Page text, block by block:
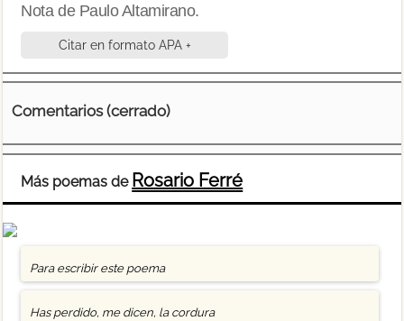
Nota de Paulo Altamirano.
Citar en formato APA +
Comentarios (cerrado)
Más poemas de Rosario Ferré
Para escribir este poema
Has perdido, me dicen, la cordura